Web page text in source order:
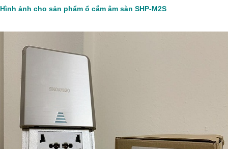
Hình ảnh cho sản phẩm ổ cắm âm sàn SHP-M2S